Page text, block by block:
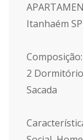
Itanhaém SP
Composição:
2
Sacada